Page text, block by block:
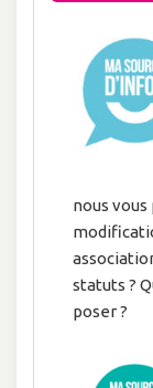
nous
statuts ?
poser ?